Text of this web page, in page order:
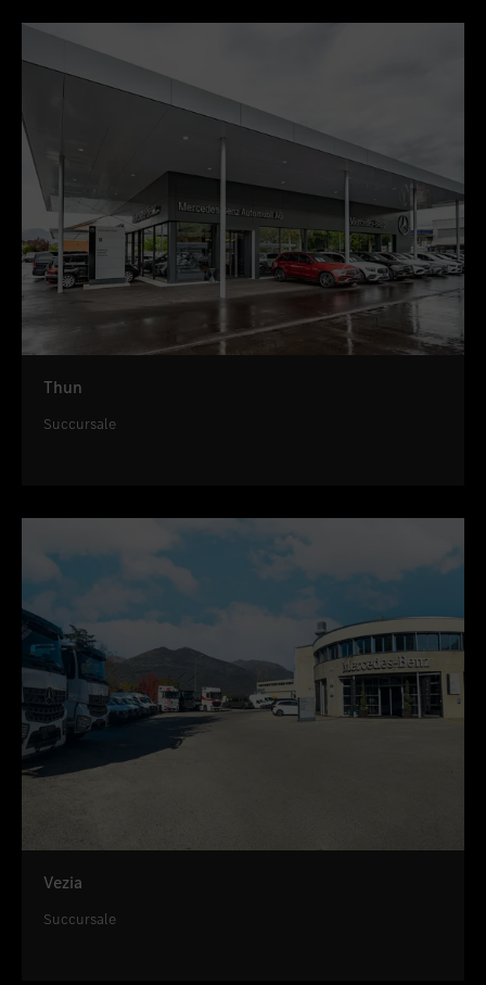
Thun
Succursale
Vezia
Succursale